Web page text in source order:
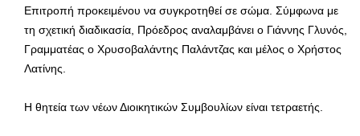
Επιτροπή προκειμένου να συγκροτηθεί σε σώμα. Σύμφωνα με
τη σχετική διαδικασία, Πρόεδρος αναλαμβάνει ο Γιάννης Γλυνός,
Γραμματέας ο Χρυσοβαλάντης Παλάντζας και μέλος ο Χρήστος
Λατίνης.
Η θητεία των νέων Διοικητικών Συμβουλίων είναι τετραετής.